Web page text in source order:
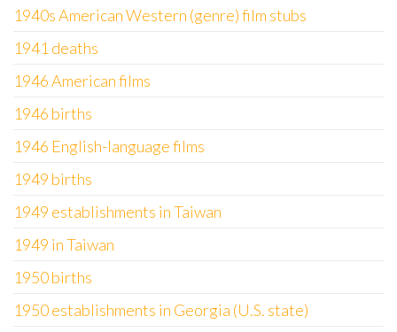
1940s American Western (genre) film stubs
1941 deaths
1946 American films
1946 births
1946 English-language films
1949 births
1949 establishments in Taiwan
1949 in Taiwan
1950 births
1950 establishments in Georgia (U.S. state)